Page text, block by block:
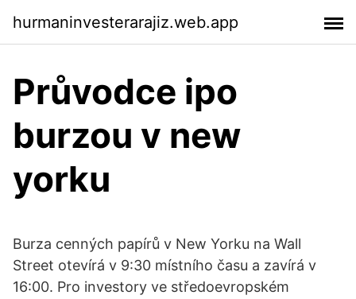
hurmaninvesterarajiz.web.app
Průvodce ipo
burzou v new
yorku
Burza cenných papírů v New Yorku na Wall
Street otevírá v 9:30 místního času a zavírá v
16:00. Pro investory ve středoevropském